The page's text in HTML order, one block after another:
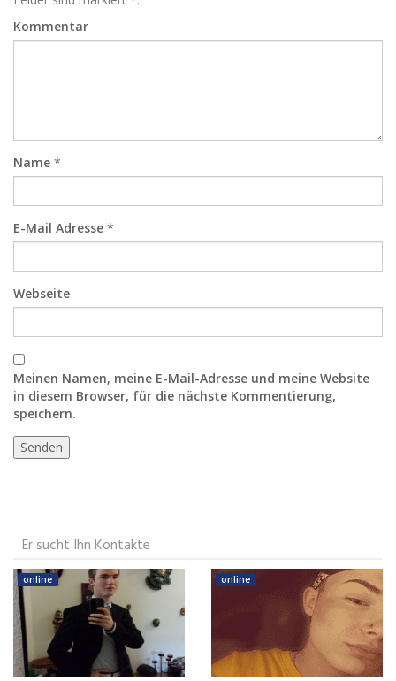
Kommentar
Name *
E-Mail Adresse *
Webseite
Meinen Namen, meine E-Mail-Adresse und meine Website
in diesem Browser, für die nächste Kommentierung,
speichern.
Er sucht Ihn Kontakte
online online